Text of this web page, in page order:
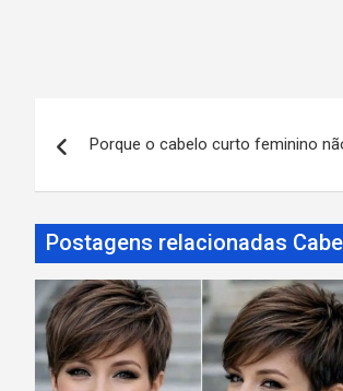
e
g
a
Porque o cabelo curto feminino
Postagens relacionadas